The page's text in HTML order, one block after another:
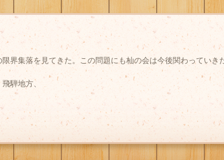
界集落を見てきた。この問題にも杣の会は今後関わっていき
騨地方、